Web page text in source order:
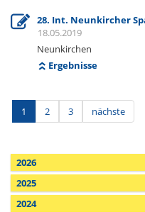
28. Int. Neunkircher
18.05.2019
Neunkirchen
Ergebnisse
1 2 3 nächste
2026
2025
2024